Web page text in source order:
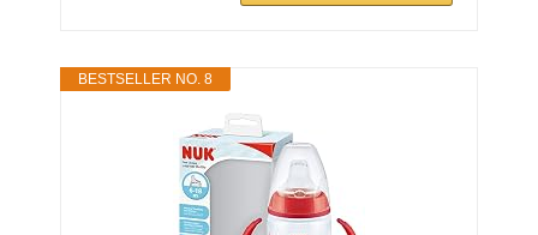
BESTSELLER NO. 8